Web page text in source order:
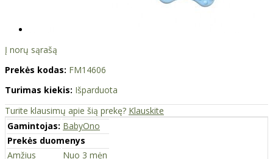
Į norų sąrašą
Prekės kodas: FM14606
Turimas kiekis: Išparduota
Turite klausimų apie šią prekę? Klauskite
Gamintojas: BabyOno
Prekės duomenys
Amžius
Nuo 3 mėn